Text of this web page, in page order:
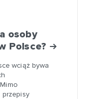
osoby
Polsce?
wciąż bywa
przepisy